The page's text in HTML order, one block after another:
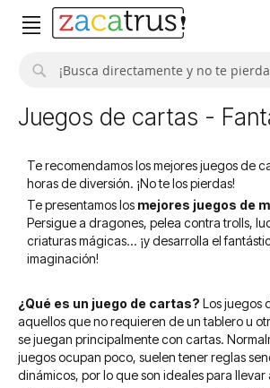
Juegos de cartas -
Te recomendamos los mejores juegos de
horas de diversión. ¡No te los pierdas!
Te presentamos los mejores juegos de
Persigue a dragones, pelea contra trolls,
criaturas mágicas... ¡y desarrolla el
imaginación!
¿Qué es un juego de cartas? Los juegos
aquellos que no requieren de un tablero u
se juegan principalmente con cartas.
juegos ocupan poco, suelen tener reglas
dinámicos, por lo que son ideales para